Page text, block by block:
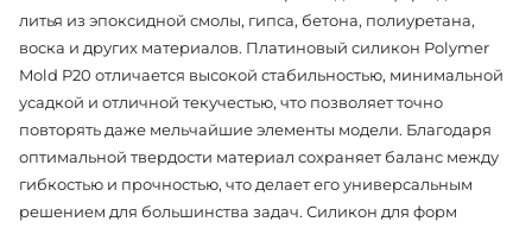
литья из эпоксидной смолы, гипса, бетона, полиуретана,
воска и других материалов. Платиновый силикон Polymer
Mold P20 отличается высокой стабильностью, минимальной
усадкой и отличной текучестью, что позволяет точно
повторять даже мельчайшие элементы модели. Благодаря
оптимальной твердости материал сохраняет баланс между
гибкостью и прочностью, что делает его универсальным
решением для большинства задач. Силикон для форм